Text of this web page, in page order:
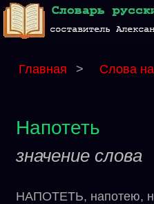
Главная > Слова
Напотеть
значение слова
НАПОТЕТЬ, напотею,